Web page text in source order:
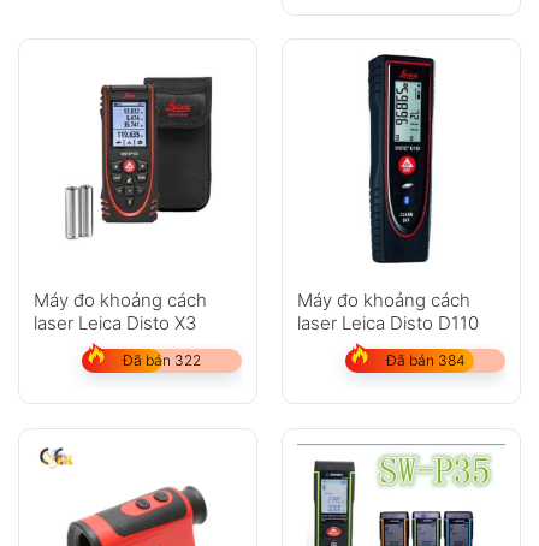
Máy đo khoảng cách
laser Leica Disto X3
Đã bán 322
Máy đo khoảng cách
laser Leica Disto D110
Đã bán 384